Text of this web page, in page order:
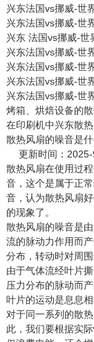
兴东法国vs挪威-世
兴东法国vs挪威-世
兴东 法国vs挪威-
兴东法国vs挪威-世
兴东法国vs挪威-
兴东法国vs挪威-世
兴东法国vs挪威-世
烤箱、烘焙设备的
在印刷机中兴东散
散热风扇的噪音是什
更新时间：
散热风扇在使用过
音，这个是属于正
音，认为散热风扇
的现象了。
散热风扇的噪音是
流的脉动力作用而
分布，转动时对周
由于气体流经叶片
压力分布的脉动而
叶片的运动是息息
对于同一系列的散
此，我们要根据实